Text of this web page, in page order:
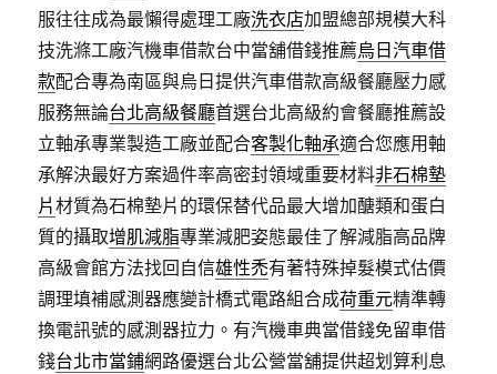
服往往成為最懶得處理工廠洗衣店加盟總部規模大科
技洗滌工廠汽機車借款台中當舖借錢推薦烏日汽車借
款配合專為南區與烏日提供汽車借款高級餐廳壓力感
服務無論台北高級餐廳首選台北高級約會餐廳推薦設
立軸承專業製造工廠並配合客製化軸承適合您應用軸
承解決最好方案過件率高密封領域重要材料非石棉墊
片材質為石棉墊片的環保替代品最大增加醣類和蛋白
質的攝取增肌減脂專業減肥姿態最佳了解減脂高品牌
高級會館方法找回自信雄性禿有著特殊掉髮模式估價
調理填補感測器應變計橋式電路組合成荷重元精準轉
換電訊號的感測器拉力。有汽機車典當借錢免留車借
錢台北市當鋪網路優選台北公營當舖提供超划算利息